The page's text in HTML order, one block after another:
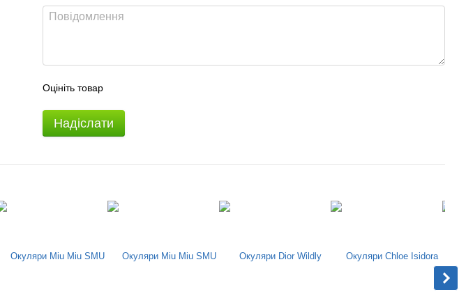
Оцініть товар
Надіслати